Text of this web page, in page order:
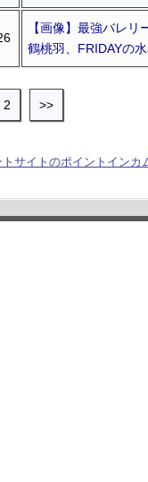
【画像】最強バレ
鶴桃羽、FRIDAYの
2 >>